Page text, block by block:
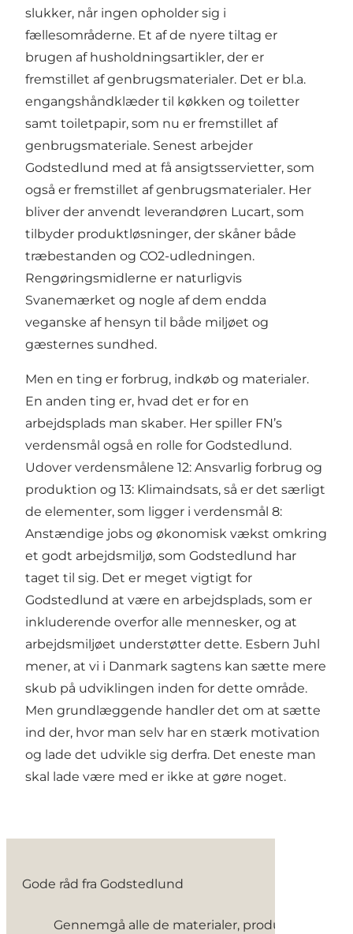
slukker, når ingen opholder sig i
fællesområderne. Et af de nyere tiltag er
brugen af husholdningsartikler, der er
fremstillet af genbrugsmaterialer. Det er bl.a.
engangshåndklæder til køkken og toiletter
samt toiletpapir, som nu er fremstillet af
genbrugsmateriale. Senest arbejder
Godstedlund med at få ansigtsservietter, som
også er fremstillet af genbrugsmaterialer. Her
bliver der anvendt leverandøren Lucart, som
tilbyder produktløsninger, der skåner både
træbestanden og CO2-udledningen.
Rengøringsmidlerne er naturligvis
Svanemærket og nogle af dem endda
veganske af hensyn til både miljøet og
gæsternes sundhed.
Men en ting er forbrug, indkøb og materialer.
En anden ting er, hvad det er for en
arbejdsplads man skaber. Her spiller FN’s
verdensmål også en rolle for Godstedlund.
Udover verdensmålene 12: Ansvarlig forbrug og
produktion og 13: Klimaindsats, så er det særligt
de elementer, som ligger i verdensmål 8:
Anstændige jobs og økonomisk vækst omkring
et godt arbejdsmiljø, som Godstedlund har
taget til sig. Det er meget vigtigt for
Godstedlund at være en arbejdsplads, som er
inkluderende overfor alle mennesker, og at
arbejdsmiljøet understøtter dette. Esbern Juhl
mener, at vi i Danmark sagtens kan sætte mere
skub på udviklingen inden for dette område.
Men grundlæggende handler det om at sætte
ind der, hvor man selv har en stærk motivation
og lade det udvikle sig derfra. Det eneste man
skal lade være med er ikke at gøre noget.
Gode råd fra Godstedlund
Gennemgå alle de materialer, producenter